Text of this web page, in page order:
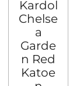
Kardol
Chelse
a
Garde
n Red
Katoe